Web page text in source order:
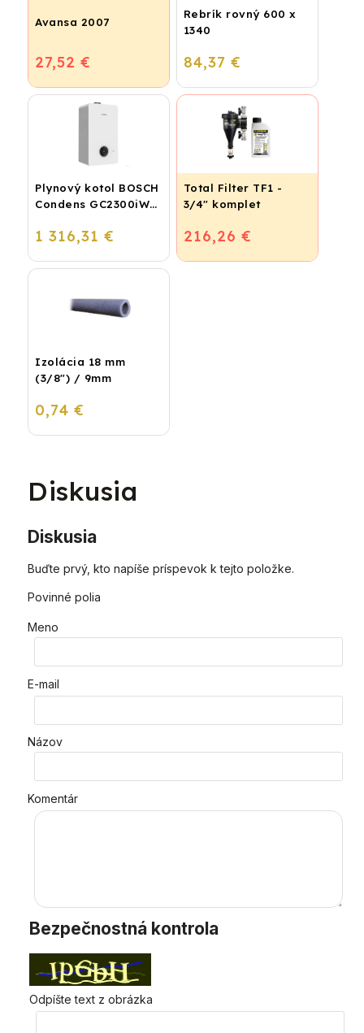
Avansa 2007
27,52 €
Rebrík rovný 600 x
1340
84,37 €
Plynový kotol BOSCH
Condens GC2300iW
kondenzačný
1 316,31 €
Total Filter TF1 -
3/4" komplet
216,26 €
Izolácia 18 mm
(3/8") / 9mm
0,74 €
Diskusia
Diskusia
Buďte prvý, kto napíše príspevok k tejto položke.
Povinné polia
Meno
E-mail
Názov
Komentár
Bezpečnostná kontrola
Odpíšte text z obrázka